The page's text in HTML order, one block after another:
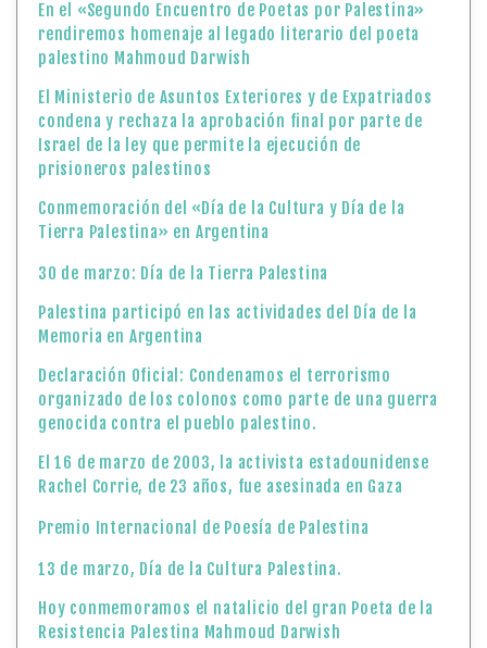
En el «Segundo Encuentro de Poetas por Palestina»
rendiremos homenaje al legado literario del poeta
palestino Mahmoud Darwish
El Ministerio de Asuntos Exteriores y de Expatriados
condena y rechaza la aprobación final por parte de
Israel de la ley que permite la ejecución de
prisioneros palestinos
Conmemoración del «Día de la Cultura y Día de la
Tierra Palestina» en Argentina
30 de marzo: Día de la Tierra Palestina
Palestina participó en las actividades del Día de la
Memoria en Argentina
Declaración Oficial: Condenamos el terrorismo
organizado de los colonos como parte de una guerra
genocida contra el pueblo palestino.
El 16 de marzo de 2003, la activista estadounidense
Rachel Corrie, de 23 años, fue asesinada en Gaza
Premio Internacional de Poesía de Palestina
13 de marzo, Día de la Cultura Palestina.
Hoy conmemoramos el natalicio del gran Poeta de la
Resistencia Palestina Mahmoud Darwish